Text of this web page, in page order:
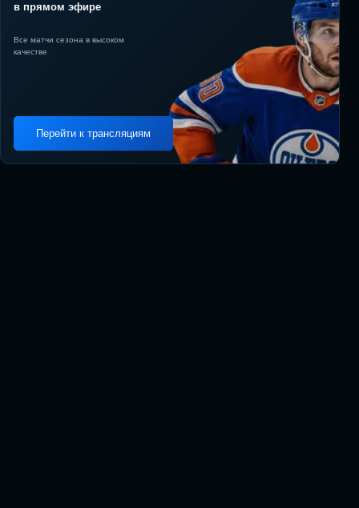
в прямом эфире
Все матчи сезона в высоком
качестве
Перейти к трансляциям